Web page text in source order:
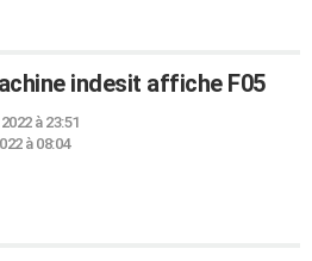
indesit affiche F05
à 23:51
à 08:04